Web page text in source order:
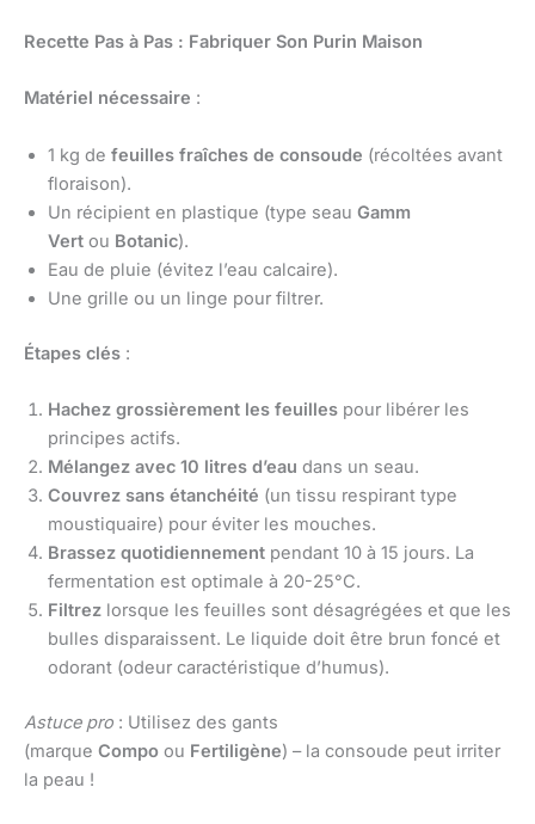
Recette Pas à Pas : Fabriquer Son Purin Maison
Matériel nécessaire :
1 kg de feuilles fraîches de consoude (récoltées avant
floraison).
Un récipient en plastique (type seau Gamm
Vert ou Botanic).
Eau de pluie (évitez l’eau calcaire).
Une grille ou un linge pour filtrer.
Étapes clés :
Hachez grossièrement les feuilles pour libérer les
principes actifs.
Mélangez avec 10 litres d’eau dans un seau.
Couvrez sans étanchéité (un tissu respirant type
moustiquaire) pour éviter les mouches.
Brassez quotidiennement pendant 10 à 15 jours. La
fermentation est optimale à 20-25°C.
Filtrez lorsque les feuilles sont désagrégées et que les
bulles disparaissent. Le liquide doit être brun foncé et
odorant (odeur caractéristique d’humus).
Astuce pro : Utilisez des gants
(marque Compo ou Fertiligène) – la consoude peut irriter
la peau !